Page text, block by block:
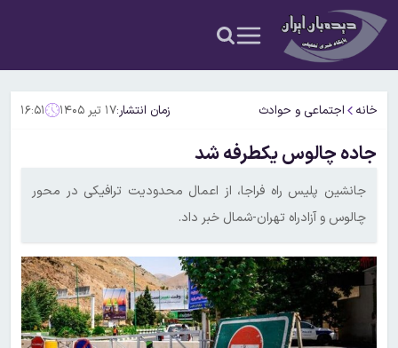
خانه اجتماعی و حوادث زمان انتشار:۱۷ تیر ۱۴۰۵ ۱۶:۵۱
جاده چالوس یکطرفه شد
جانشین پلیس راه فراجا، از اعمال محدودیت ترافیکی در محور
چالوس و آزادراه تهران-شمال خبر داد.